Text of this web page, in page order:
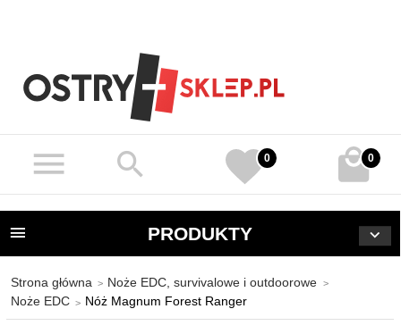
0
PRODUKTY
Strona główna
Noże EDC, survivalowe i outdoorowe
Noże EDC
Nóż Magnum Forest Ranger